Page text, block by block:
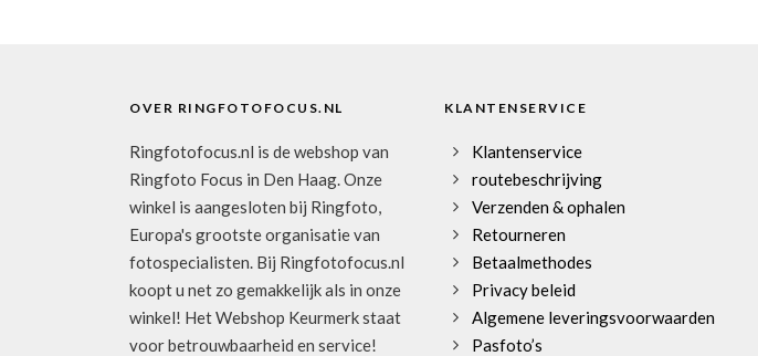
OVER RINGFOTOFOCUS.NL
Ringfotofocus.nl is de webshop van
Ringfoto Focus in Den Haag. Onze
winkel is aangesloten bij Ringfoto,
Europa's grootste organisatie van
fotospecialisten. Bij Ringfotofocus.nl
koopt u net zo gemakkelijk als in onze
winkel! Het Webshop Keurmerk staat
voor betrouwbaarheid en service!
KLANTENSERVICE
Klantenservice
routebeschrijving
Verzenden & ophalen
Retourneren
Betaalmethodes
Privacy beleid
Algemene leveringsvoorwaarden
Pasfoto’s